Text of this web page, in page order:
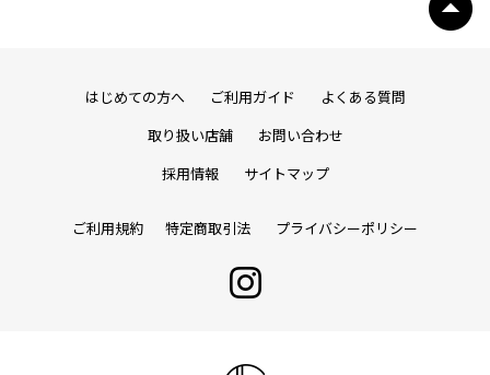
はじめての方へ ご利用ガイド よくある質問
取り扱い店舗 お問い合わせ
採用情報 サイトマップ
ご利用規約 特定商取引法 プライバシーポリシー